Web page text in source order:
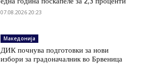
07.08.2026 20:23
Македонија
ДИК почнува подготовки за нови
избори за градоначалник во Брвеница